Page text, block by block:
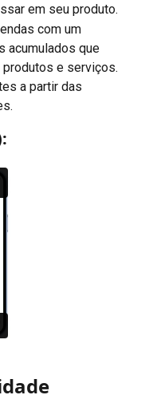
em seu produto.
com um
acumulados que
e serviços.
a partir das